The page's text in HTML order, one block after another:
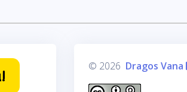
© 2026 Dragos Vana